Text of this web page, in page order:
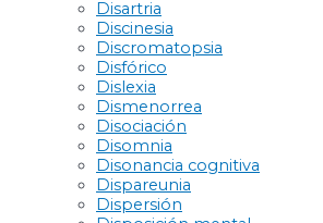
Disartria
Discinesia
Discromatopsia
Disfórico
Dislexia
Dismenorrea
Disociación
Disomnia
Disonancia cognitiva
Dispareunia
Dispersión